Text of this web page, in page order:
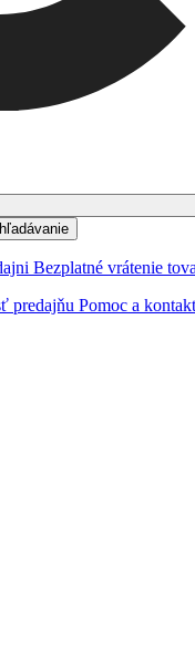
Bezplatné vrátenie
predajňu Pomoc a kontakt